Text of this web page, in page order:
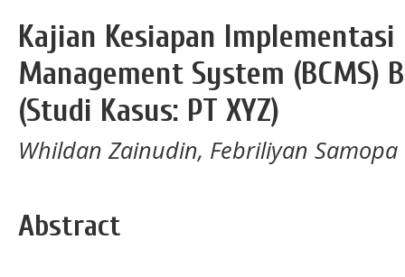
Kajian Kesiapan
Management System (BCMS)
(Studi Kasus: PT XYZ)
Whildan Zainudin, Febriliyan Samopa
Abstract